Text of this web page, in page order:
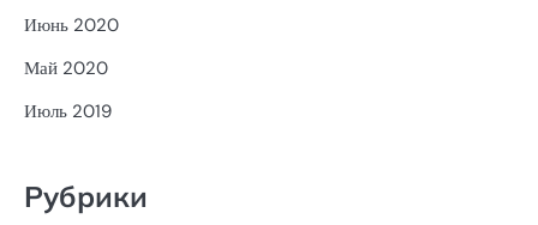
Июнь 2020
Май 2020
Июль 2019
Рубрики